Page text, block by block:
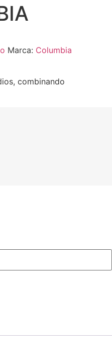
Marca: Columbia
combinando